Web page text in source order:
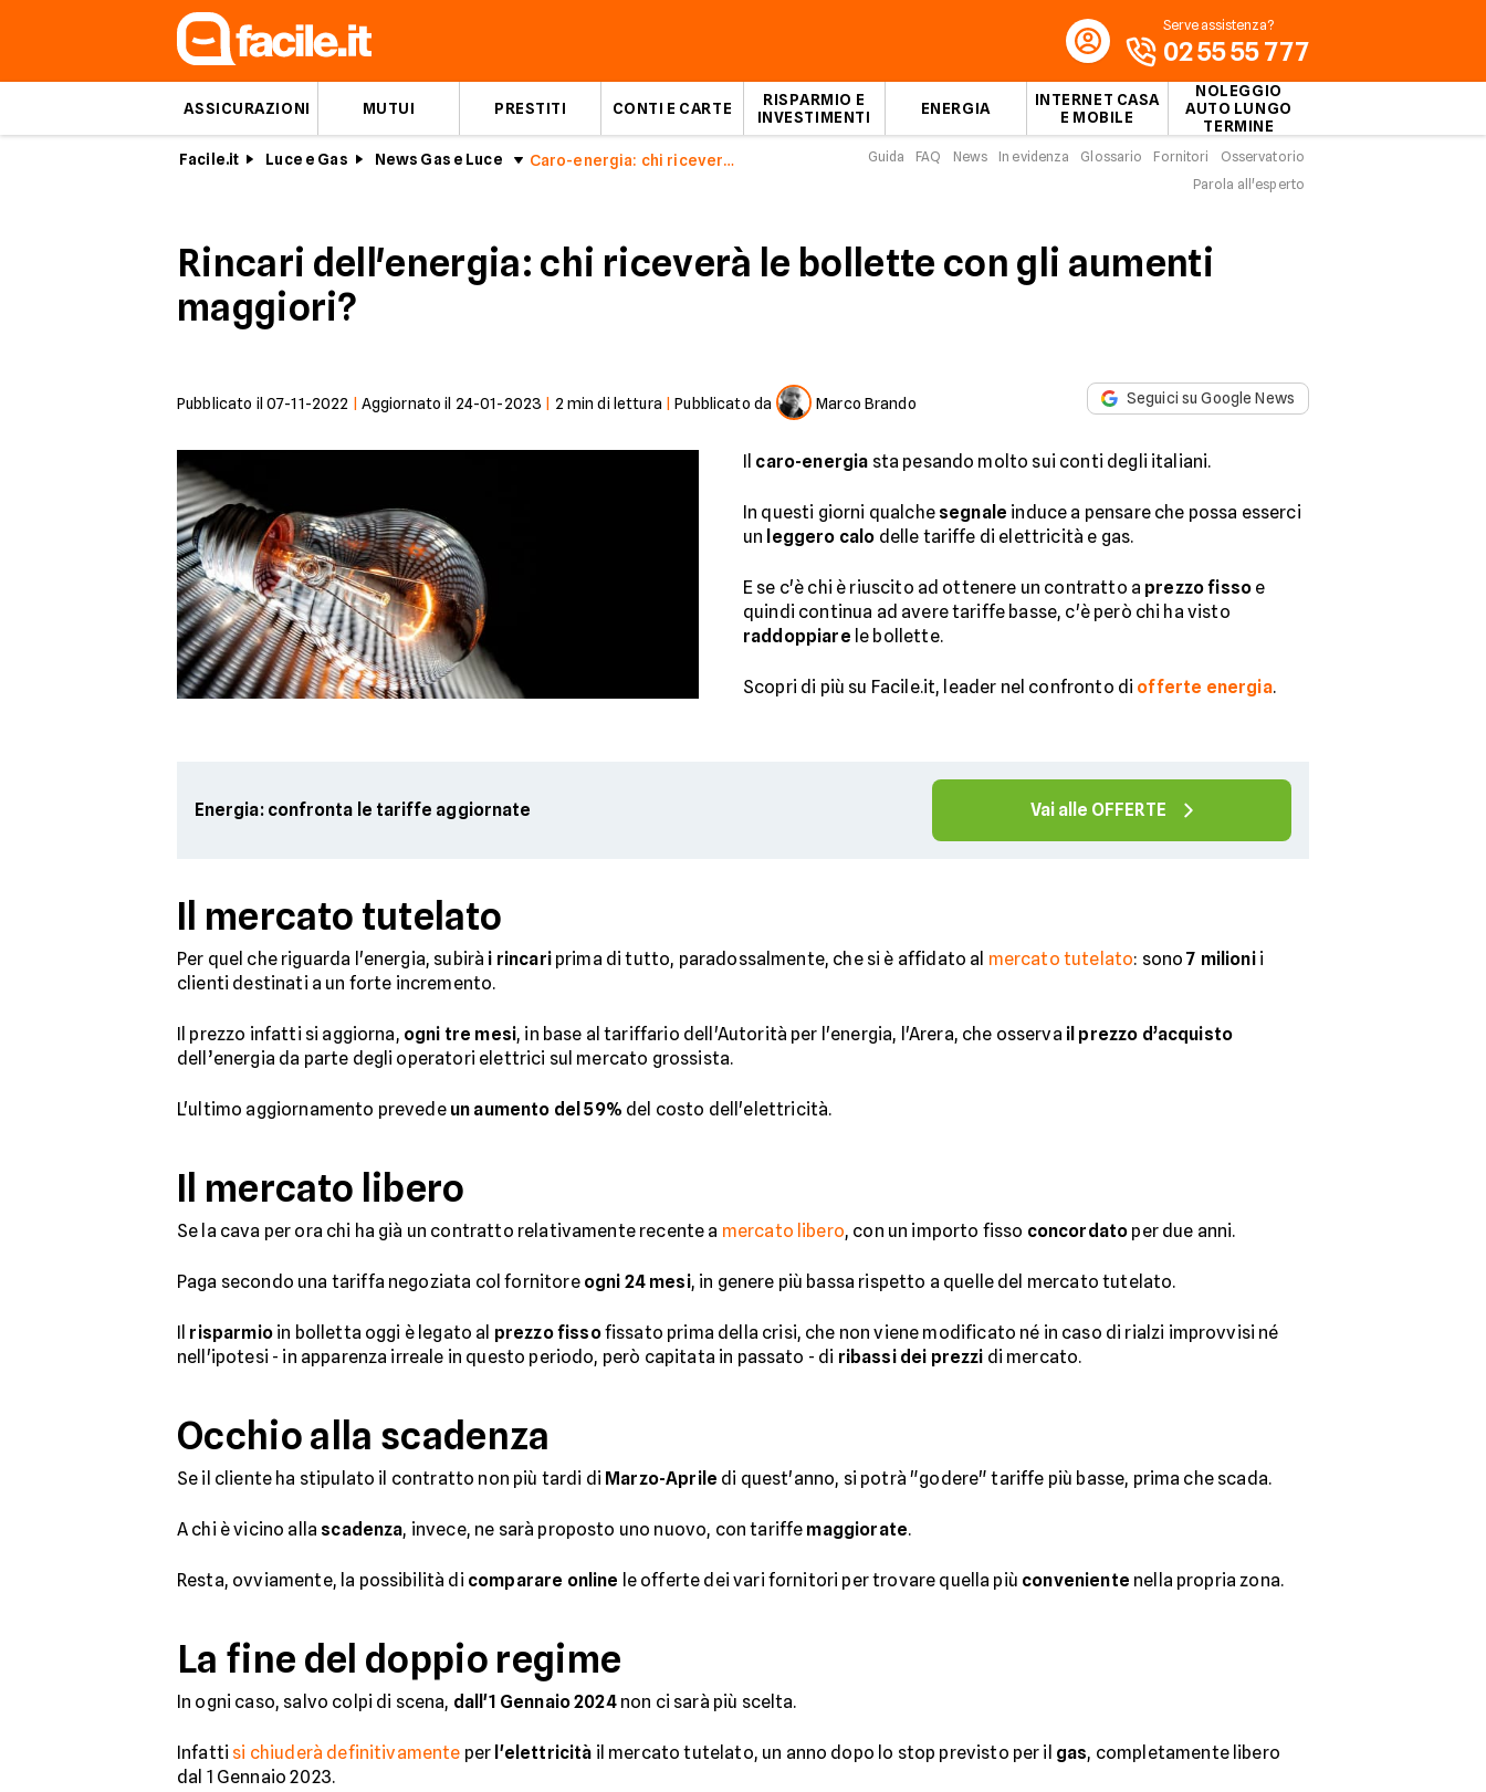
ASSICURAZIONI MUTUI PRESTITI CONTI E CARTE
RISPARMIO E
INVESTIMENTI
ENERGIA
INTERNET CASA
E MOBILE
NOLEGGIO
AUTO LUNGO
TERMINE
Serve assistenza?
02 55 55 777
Facile.it Luce e Gas News Gas e Luce Caro-energia: chi riceverà bollette con più rincari? Guida FAQ News In evidenza Glossario Fornitori
Osservatorio
Parola all'esperto
Rincari dell'energia: chi riceverà le bollette con gli aumenti
maggiori?
Pubblicato il 07-11-2022 Aggiornato il 24-01-2023 2 min di lettura |Pubblicato da Marco Brando Seguici su Google News
Il caro-energia sta pesando molto sui conti degli italiani.
In questi giorni qualche segnale induce a pensare che possa esserci
un leggero calo delle tariffe di elettricità e gas.
E se c'è chi è riuscito ad ottenere un contratto a prezzo fisso e
quindi continua ad avere tariffe basse, c'è però chi ha visto
raddoppiare le bollette.
Scopri di più su Facile.it, leader nel confronto di offerte energia.
Energia: confronta le tariffe aggiornate Vai alle OFFERTE
Il mercato tutelato
Per quel che riguarda l'energia, subirà i rincariprima di tutto, paradossalmente, che si è affidato al mercato tutelato: sono7 milionii
clienti destinati a un forte incremento.
Il prezzo infatti si aggiorna, ogni tre mesi, in base al tariffario dell'Autorità per l'energia, l'Arera, che osserva il prezzo d’acquisto
dell’energia da parte degli operatori elettrici sul mercato grossista.
L'ultimo aggiornamento prevede un aumento del 59% del costo dell'elettricità.
Il mercato libero
Se la cava per ora chi ha già un contratto relativamente recente a mercato libero, con un importo fisso concordato per due anni.
Paga secondo una tariffa negoziata col fornitore ogni 24 mesi, in genere più bassa rispetto a quelle del mercato tutelato.
Il risparmioin bolletta oggi è legato al prezzo fissofissato prima della crisi, che non viene modificato né in caso di rialzi improvvisi né
nell'ipotesi - in apparenza irreale in questo periodo, però capitata in passato - di ribassi dei prezzi di mercato.
Occhio alla scadenza
Se il cliente ha stipulato il contratto non più tardi di Marzo-Aprile di quest'anno, si potrà "godere" tariffe più basse, prima che scada.
A chi è vicino alla scadenza, invece, ne sarà proposto uno nuovo, con tariffe maggiorate.
Resta, ovviamente, la possibilità di comparare online le offerte dei vari fornitori per trovare quella più conveniente nella propria zona.
La fine del doppio regime
In ogni caso, salvo colpi di scena, dall'1 Gennaio 2024non ci sarà più scelta.
Infatti si chiuderà definitivamente per l'elettricità il mercato tutelato, un anno dopo lo stop previsto per il gas, completamente libero
dal 1 Gennaio 2023.